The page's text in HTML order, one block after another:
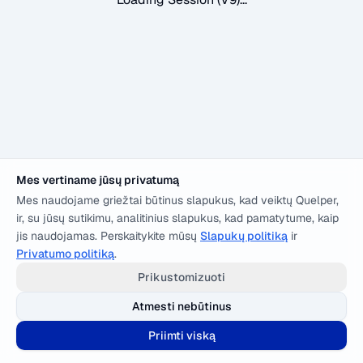
Mes vertiname jūsų privatumą
Mes naudojame griežtai būtinus slapukus, kad veiktų Quelper,
ir, su jūsų sutikimu, analitinius slapukus, kad pamatytume, kaip
jis naudojamas. Perskaitykite mūsų Slapukų politiką ir
Privatumo politiką.
Prikustomizuoti
Atmesti nebūtinus
Priimti viską